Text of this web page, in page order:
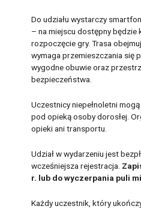
Do udziału wystarczy
– na miejscu dostępny będzie
rozpoczęcie gry. Trasa
wymaga przemieszczania się
wygodne obuwie oraz
bezpieczeństwa.
Uczestnicy niepełnoletni
pod opieką osoby dorosłej.
opieki ani transportu.
Udział w wydarzeniu jest
wcześniejsza rejestracja.
r. lub do wyczerpania puli
Każdy uczestnik, który